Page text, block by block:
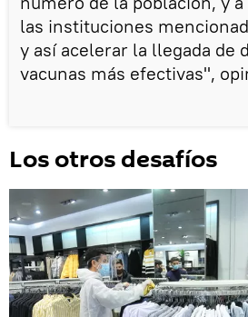
las instituciones
y así acelerar la llegada de
vacunas más efectivas",
Los otros desafíos